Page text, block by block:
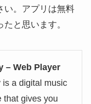
い。アプリは無料
と思います。
– Web Player
is a digital music
that gives you